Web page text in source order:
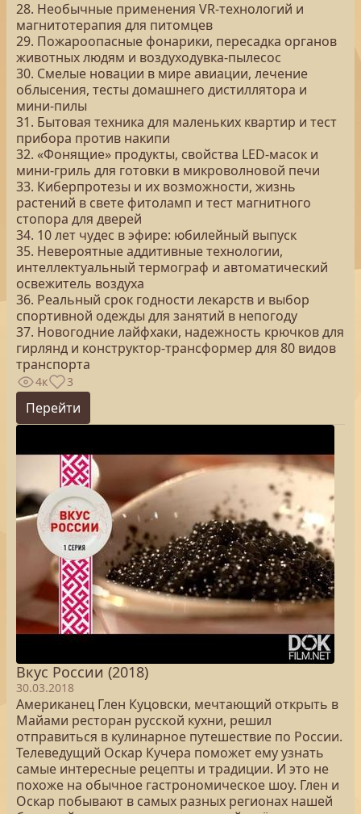
28. Необычные применения VR-технологий и
магнитотерапия для питомцев
29. Пожароопасные фонарики, пересадка органов
животных людям и воздуходувка-пылесос
30. Смелые новации в мире авиации, лечение
облысения, тесты домашнего дистиллятора и
мини-пилы
31. Бытовая техника для маленьких квартир и тест
прибора против накипи
32. «Фонящие» продукты, свойства LED-масок и
мини-гриль для готовки в микроволновой печи
33. Киберпротезы и их возможности, жизнь
растений в свете фитоламп и тест магнитного
стопора для дверей
34. 10 лет чудес в эфире: юбилейный выпуск
35. Невероятные аддитивные технологии,
интеллектуальный термограф и автоматический
освежитель воздуха
36. Реальный срок годности лекарств и выбор
спортивной одежды для занятий в непогоду
37. Новогодние лайфхаки, надежность крючков для
гирлянд и конструктор-трансформер для 80 видов
транспорта
4к 3
Перейти
Вкус России (2018)
30.03.2018
Американец Глен Куцовски, мечтающий открыть в
Майами ресторан русской кухни, решил
отправиться в кулинарное путешествие по России.
Телеведущий Оскар Кучера поможет ему узнать
самые интересные рецепты и традиции. И это не
похоже на обычное гастрономическое шоу. Глен и
Оскар побывают в самых разных регионах нашей